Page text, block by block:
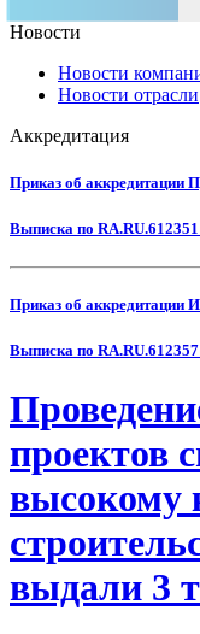
Новости
Новости
Новости отрасли
Аккредитация
Приказ об
Выписка по
Приказ об
Выписка по
проектов
высокому
выдали 3